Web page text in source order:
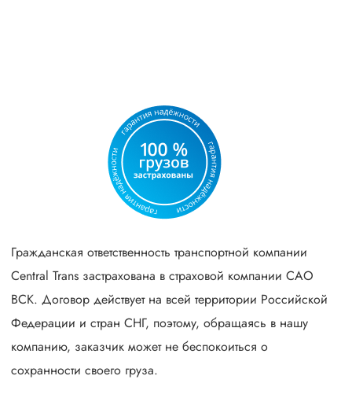
Гражданская ответственность транспортной компании
Central Trans застрахована в страховой компании САО
ВСК. Договор действует на всей территории Российской
Федерации и стран СНГ, поэтому, обращаясь в нашу
компанию, заказчик может не беспокоиться о
сохранности своего груза.